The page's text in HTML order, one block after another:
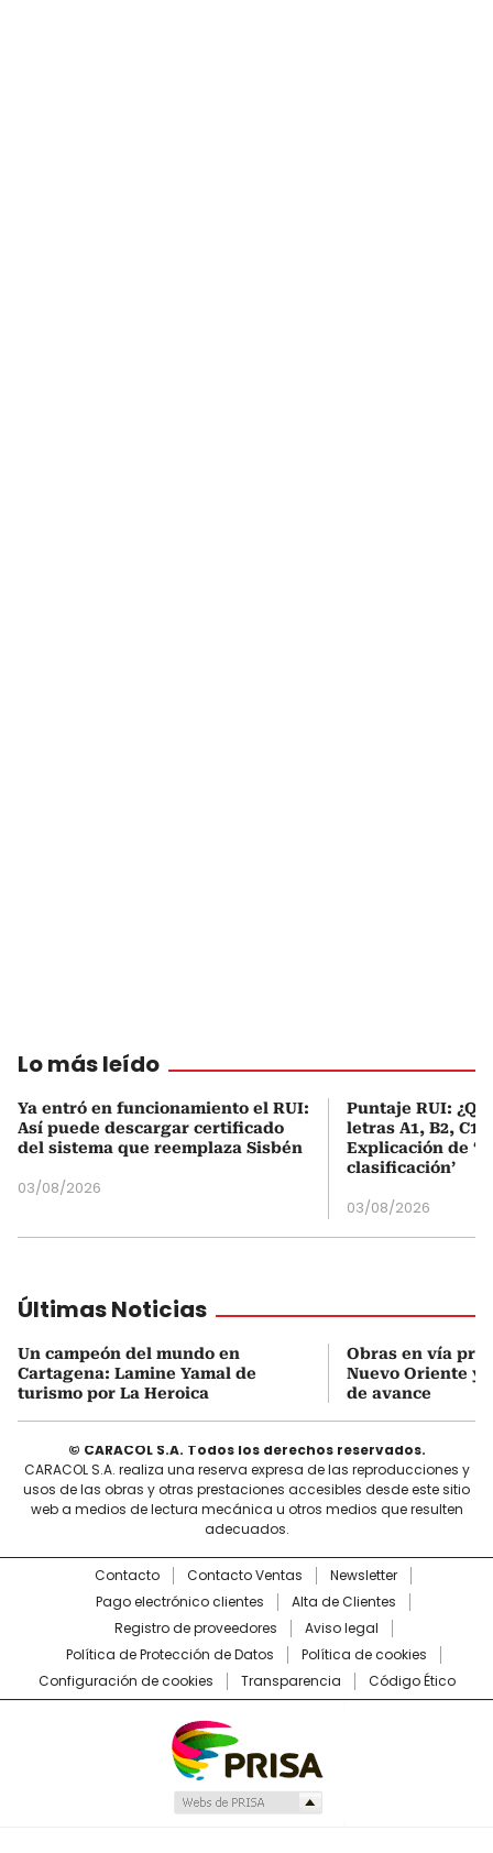
Lo más leído
Ya entró en funcionamiento el RUI:
Así puede descargar certificado
del sistema que reemplaza Sisbén
03/08/2026
Puntaje RUI:
letras A1, B2, C1
Explicación de
clasificación’
03/08/2026
Últimas Noticias
Un campeón del mundo en
Cartagena: Lamine Yamal de
turismo por La Heroica
Obras en vía
Nuevo Oriente
de avance
© CARACOL S.A. Todos los derechos reservados.
CARACOL S.A. realiza una reserva expresa de las reproducciones y
usos de las obras y otras prestaciones accesibles desde este sitio
web a medios de lectura mecánica u otros medios que resulten
adecuados.
Contacto Contacto Ventas
Newsletter
Pago electrónico clientes
Alta de Clientes
Registro de proveedores
Aviso legal
Política de Protección de Datos
Política de cookies
Configuración de cookies
Transparencia Código Ético